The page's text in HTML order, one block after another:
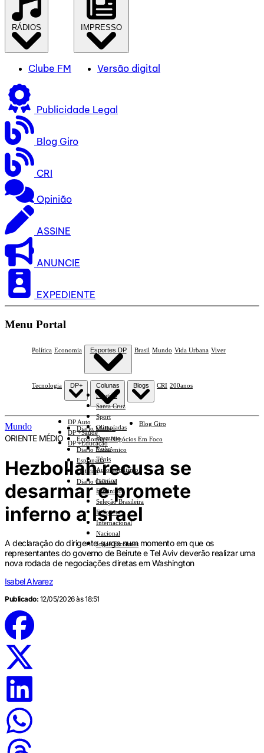
RÁDIOS
Clube FM
IMPRESSO
Versão digital
Publicidade Legal
Blog Giro
CRI
Opinião
ASSINE
ANUNCIE
EXPEDIENTE
Menu Portal
Política Economia Esportes DP
Náutico
Santa Cruz
Sport
Olimpíadas
Basquete
Vôlei
Tênis
Automobilismo
Interior
Feminino
Seleção Brasileira
E-Sports
Internacional
Nacional
Jogos Escolares
Brasil Mundo Vida Urbana Viver
Tecnologia DP+
DP Auto
DP +Saúde
DP +Educação
Colunas
Diario Mulher
Economia e Negócios Em Foco
Diario Econômico
Esplanada
Opinião
Diario Cultural
Blogs
Blog Giro
CRI 200anos
Mundo
ORIENTE MÉDIO
Hezbollah recusa se
desarmar e promete
inferno a Israel
A declaração do dirigente surge num momento em que os
representantes do governo de Beirute e Tel Aviv deverão realizar uma
nova rodada de negociações diretas em Washington
Isabel Alvarez
Publicado: 12/05/2026 às 18:51